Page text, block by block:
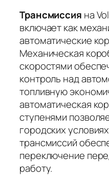
Трансмиссия на
включает как
автоматические
Механическая
скоростями
контроль над
топливную
автоматическая
ступенями
городских
трансмиссий
переключение
работу.